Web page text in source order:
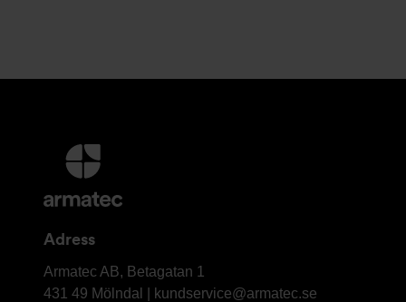
Ytterligare
information
och
Adress
Armatec
AB
Armatec AB, Betagatan 1
431 49 Mölndal |
kundservice@armatec.se